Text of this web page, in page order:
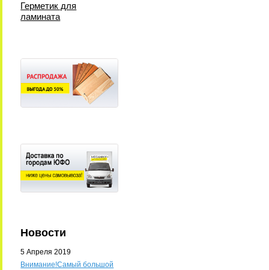
Герметик для
ламината
Новости
5 Апреля 2019
Внимание!Самый большой